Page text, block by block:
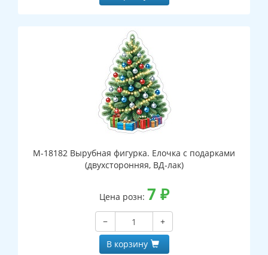
М-18182 Вырубная фигурка. Елочка с подарками
(двухсторонняя, ВД-лак)
Цена розн: 7 ₽
−
+
В корзину